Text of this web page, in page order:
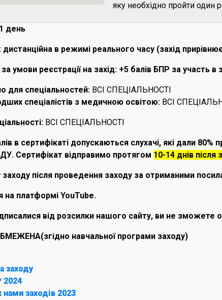
яку необхідно пройти один
день
в режимі реального часу (захід
умови реєстрації на захід: +5 балів БПР за участь в
для спеціальностей: ВСІ СПЕЦІАЛЬНОСТІ
спеціалістів з медичною освітою: ВСІ
ВСІ СПЕЦІАЛЬНОСТІ
в сертифікаті допускаються слухачі, які дали 80%
Сертифікат відправимо протягом 10-14 днів після
після проведення заходу за отриманими
на платформі YouTube.
від розсилки нашого сайту, ви не зможете
навчальної програми заходу)
заходу
2024
заходів 2023